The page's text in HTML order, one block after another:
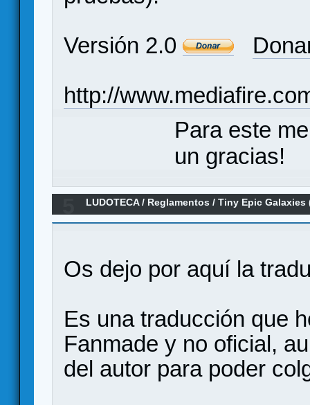
Versión 2.0
http://
Para este
un gracias!
LUDOTECA/ Reglamentos /Tiny Epic Galaxies
Os dejo por aquí la
Es una traducción que
Fanmade y no oficial,
del autor para poder